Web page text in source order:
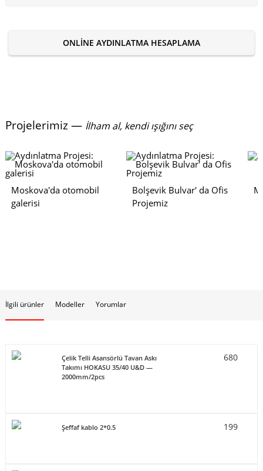
ONLINE AYDINLATMA HESAPLAMA
Projelerimiz — İlham al, kendi ışığını seç
Moskova'da otomobil
galerisi
Bolşevik Bulvar' da Ofis
Projemiz
İlgili ürünler Modeller Yorumlar
Çelik Telli Asansörlü Tavan Askı
Takımı HOKASU 35/40 U&D —
2000mm/2pcs
680
Şeffaf kablo 2*0.5 199